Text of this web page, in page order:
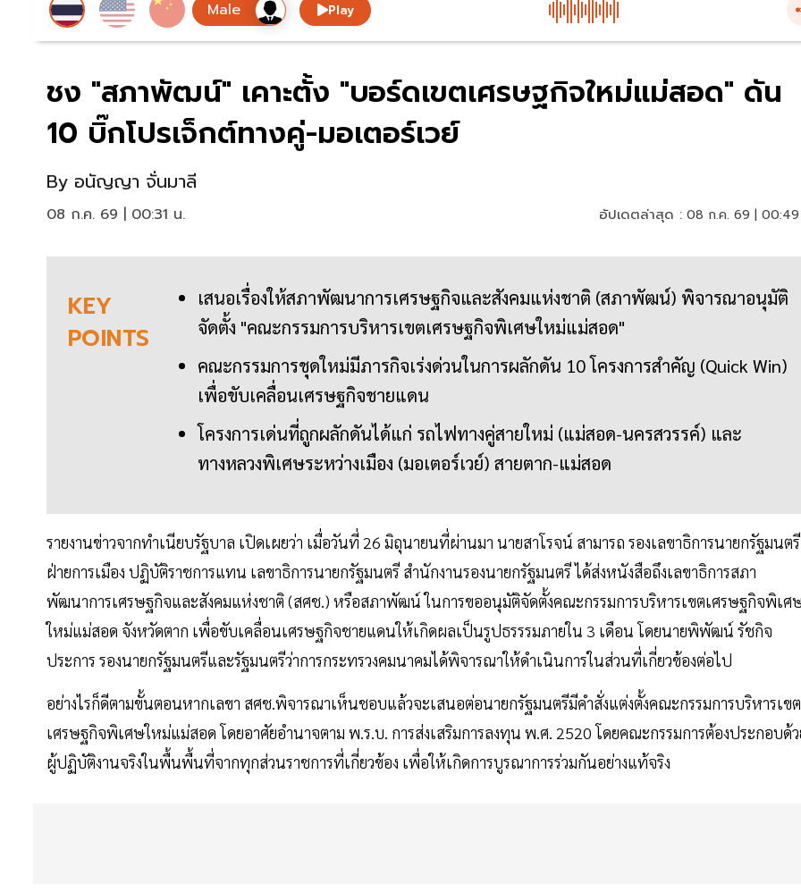
Play
ชง "สภาพัฒน์" เคาะตั้ง "บอร์ดเขตเศรษฐกิจใหม่แม่สอด" ดัน
10 บิ๊กโปรเจ็กต์ทางคู่-มอเตอร์เวย์
By อนัญญา จั่นมาลี
08 ก.ค. 69 | 00:31 น. อัปเดตล่าสุด : 08 ก.ค. 69 |
KEY
POINTS
เสนอเรื่องให้สภาพัฒนาการเศรษฐกิจและสังคมแห่งชาติ (สภาพัฒน์) พิจารณาอนุมัติ
จัดตั้ง "คณะกรรมการบริหารเขตเศรษฐกิจพิเศษใหม่แม่สอด"
คณะกรรมการชุดใหม่มีภารกิจเร่งด่วนในการผลักดัน 10 โครงการสำคัญ (Quick Win)
เพื่อขับเคลื่อนเศรษฐกิจชายแดน
โครงการเด่นที่ถูกผลักดันได้แก่ รถไฟทางคู่สายใหม่ (แม่สอด-นครสวรรค์) และ
ทางหลวงพิเศษระหว่างเมือง (มอเตอร์เวย์) สายตาก-แม่สอด
รายงานข่าวจากทำเนียบรัฐบาล เปิดเผยว่า เมื่อวันที่ 26 มิถุนายนที่ผ่านมา นายสาโรจน์ สามารถ รองเลขาธิการนายกรัฐมนตรี
ฝ่ายการเมือง ปฏิบัติราชการแทน เลขาธิการนายกรัฐมนตรี สำนักงานรองนายกรัฐมนตรี ได้ส่งหนังสือถึงเลขาธิการสภา
พัฒนาการเศรษฐกิจและสังคมแห่งชาติ (สศช.) หรือสภาพัฒน์ ในการขออนุมัติจัดตั้งคณะกรรมการบริหารเขตเศรษฐกิจพิเศ
ใหม่แม่สอด จังหวัดตาก เพื่อขับเคลื่อนเศรษฐกิจชายแดนให้เกิดผลเป็นรูปธรรรมภายใน 3 เดือน โดยนายพิพัฒน์ รัชกิจ
ประการ รองนายกรัฐมนตรีและรัฐมนตรีว่าการกระทรวงคมนาคมได้พิจารณาให้ดำเนินการในส่วนที่เกี่ยวข้องต่อไป
อย่างไรก็ดีตามขั้นตอนหากเลขา สศช.พิจารณาเห็นชอบแล้วจะเสนอต่อนายกรัฐมนตรีมีคำสั่งแต่งตั้งคณะกรรมการบริหารเขต
เศรษฐกิจพิเศษใหม่แม่สอด โดยอาศัยอำนาจตาม พ.ร.บ. การส่งเสริมการลงทุน พ.ศ. 2520 โดยคณะกรรมการต้องประกอบด้
ผู้ปฏิบัติงานจริงในพื้นพื้นที่จากทุกส่วนราชการที่เกี่ยวข้อง เพื่อให้เกิดการบูรณาการร่วมกันอย่างแท้จริง